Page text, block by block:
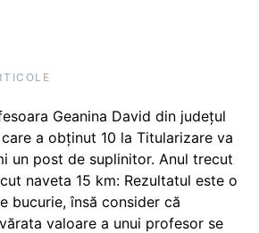
Geanina David din județul
a obținut 10 la Titularizare va
un post de suplinitor. Anul trecut
naveta 15 km: Rezultatul este o
bucurie, însă consider că
valoare a unui profesor se